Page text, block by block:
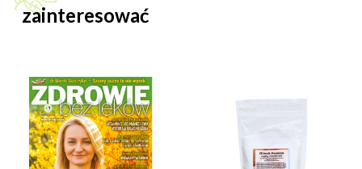
zainteresować